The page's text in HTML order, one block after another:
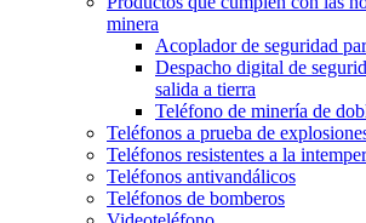
minera
Acoplador de seguridad
Despacho digital de
salida a tierra
Teléfono de minería de
Teléfonos a prueba de
Teléfonos resistentes a la
Teléfonos antivandálicos
Teléfonos de bomberos